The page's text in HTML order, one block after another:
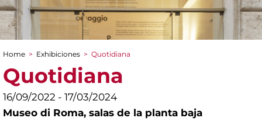
You are here
Home > Exhibiciones > Quotidiana
Quotidiana
16/09/2022 - 17/03/2024
Museo di Roma, salas de la planta baja